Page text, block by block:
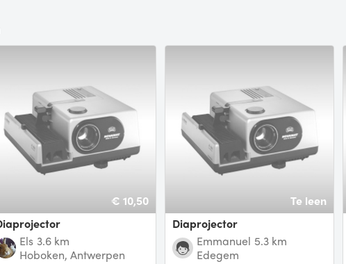
€ 10,50
diaprojector
Els 3.6 km
Hoboken, Antwerpen
Te leen
Diaprojector
Emmanuel 5.3 km
Edegem